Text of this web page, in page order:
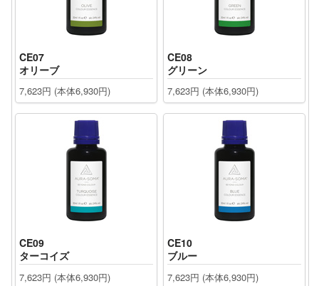
CE07
オリーブ
7,623円 (本体6,930円)
CE08
グリーン
7,623円 (本体6,930円)
CE09
ターコイズ
7,623円 (本体6,930円)
CE10
ブルー
7,623円 (本体6,930円)